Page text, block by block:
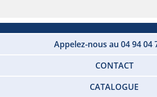
Appelez-nous au 04 94 04
CONTACT
CATALOGUE